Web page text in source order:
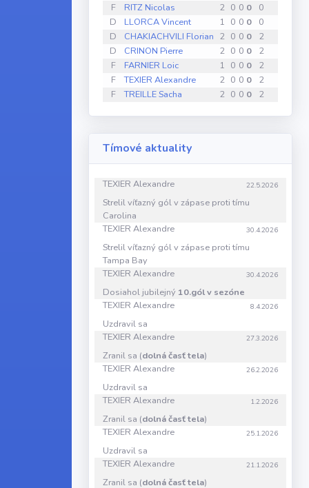
F
RITZ Nicolas 2 0 0 0 0
D
LLORCA Vincent 1 0 0 0 0
D
CHAKIACHVILI Florian 2 0 0 0 2
D
CRINON Pierre 2 0 0 0 2
F
FARNIER Loic 1 0 0 0 2
F
TEXIER Alexandre 2 0 0 0 2
F
TREILLE Sacha 2 0 0 0 2
Tímové aktuality
22.5.2026
TEXIER Alexandre
Strelil víťazný gól v zápase proti tímu
Carolina
30.4.2026
TEXIER Alexandre
Strelil víťazný gól v zápase proti tímu
Tampa Bay
30.4.2026
TEXIER Alexandre
Dosiahol jubilejný 10.gól v sezóne
8.4.2026
TEXIER Alexandre
Uzdravil sa
27.3.2026
TEXIER Alexandre
Zranil sa (dolná časť tela)
26.2.2026
TEXIER Alexandre
Uzdravil sa
1.2.2026
TEXIER Alexandre
Zranil sa (dolná časť tela)
25.1.2026
TEXIER Alexandre
Uzdravil sa
21.1.2026
TEXIER Alexandre
Zranil sa (dolná časť tela)